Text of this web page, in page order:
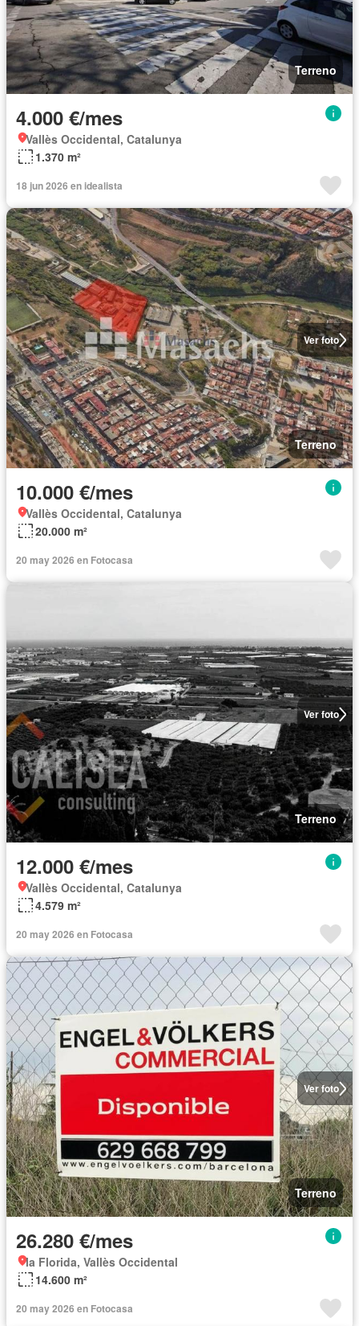
Terreno
4.000 €/mes
Vallès Occidental, Catalunya
1.370 m²
18 jun 2026 en idealista
Ver foto
Terreno
10.000 €/mes
Vallès Occidental, Catalunya
20.000 m²
20 may 2026 en Fotocasa
Ver foto
Terreno
12.000 €/mes
Vallès Occidental, Catalunya
4.579 m²
20 may 2026 en Fotocasa
Ver foto
Terreno
26.280 €/mes
la Florida, Vallès Occidental
14.600 m²
20 may 2026 en Fotocasa